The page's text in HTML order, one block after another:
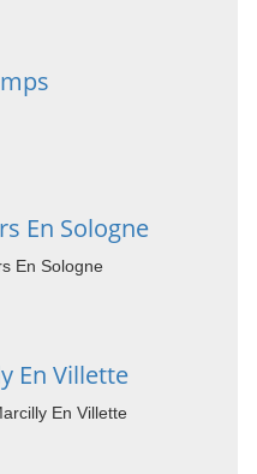
En Sologne
En Sologne
En Villette
En Villette